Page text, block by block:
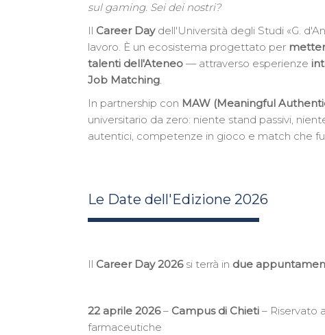
sul gaming. Sei dei nostri?
Il Career Daydell'Università degli Studi «G.
lavoro. È un ecosistema progettato per
talenti dell'Ateneo — attraverso esperienze
Job Matching.
In partnership con MAW (Meaningful
universitario da zero: niente stand passivi,
autentici, competenze in gioco e match che
Le Date dell'Edizione 2026
Il Career Day 2026si terrà in due
22 aprile 2026– Campus di Chieti– Riservato
farmaceutiche